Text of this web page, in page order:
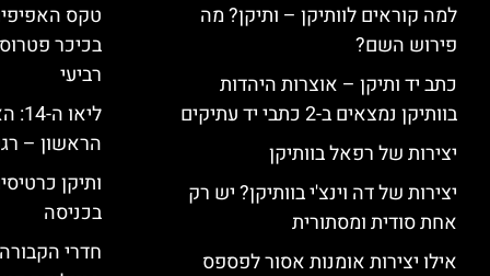
למה קוראים לוותיקן – ותיקן? מה
פירוש השם?
כתב יד ותיקן – אוצרות היהדות
בוותיקן נמצאים ב-2 כתבי יד עתיקים
יצירות של רפאל בוותיקן
יצירות של דה וינצ'י בוותיקן? יש רק
אחת סודית ומסתורית
אילו יצירות אומנות אסור לפספס
טקס
בכיכר
רביעי
הראשון –
ותיקן
בכניסה
חדרי